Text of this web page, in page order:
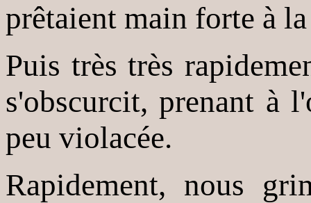
prêtaient main forte à
Puis très très
s'obscurcit, prenant à
peu violacée.
Rapidement, nous